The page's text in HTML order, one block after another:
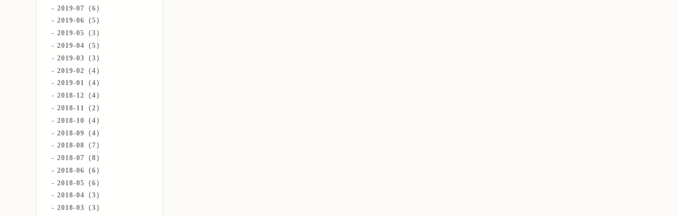
2019-07（6）
2019-06（5）
2019-05（3）
2019-04（5）
2019-03（3）
2019-02（4）
2019-01（4）
2018-12（4）
2018-11（2）
2018-10（4）
2018-09（4）
2018-08（7）
2018-07（8）
2018-06（6）
2018-05（6）
2018-04（3）
2018-03（3）